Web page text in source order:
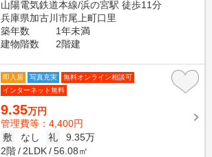
山陽電気鉄道本線/浜の宮駅 徒歩11分
兵庫県加古川市尾上町口里
築年数
1年未満
建物階数
2階建
即入居 写真充実
無料オンライン相談可
インターネット無料
9.35万円
管理費等：4,400円
敷
なし 礼
9.35万
2階
2LDK 56.08㎡